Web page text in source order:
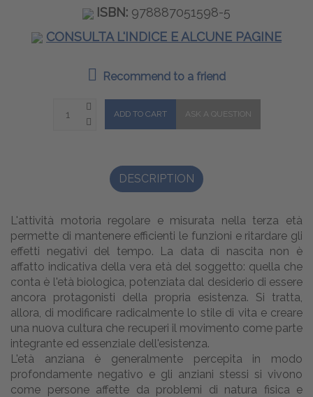
ISBN: 978887051598-5
CONSULTA L'INDICE E ALCUNE PAGINE
Recommend to a friend
DESCRIPTION
L'attività motoria regolare e misurata nella terza età
permette di mantenere efficienti le funzioni e ritardare gli
effetti negativi del tempo. La data di nascita non è
affatto indicativa della vera età del soggetto: quella che
conta è l'età biologica, potenziata dal desiderio di essere
ancora protagonisti della propria esistenza. Si tratta,
allora, di modificare radicalmente lo stile di vita e creare
una nuova cultura che recuperi il movimento come parte
integrante ed essenziale dell'esistenza.
L'età anziana è generalmente percepita in modo
profondamente negativo e gli anziani stessi si vivono
come persone affette da problemi di natura fisica e